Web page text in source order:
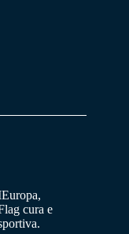
cura e